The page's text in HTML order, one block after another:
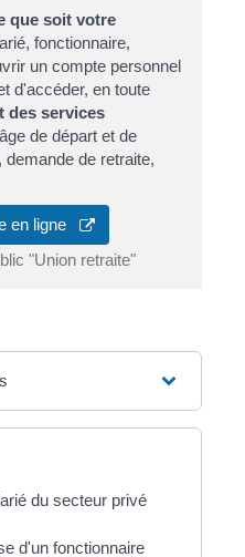
que soit votre
fonctionnaire,
un compte personnel
d'accéder, en toute
des services
de départ et de
de retraite,
en ligne
"Union retraite"
du secteur privé
d'un fonctionnaire